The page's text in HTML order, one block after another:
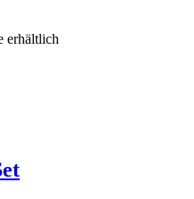
erhältlich